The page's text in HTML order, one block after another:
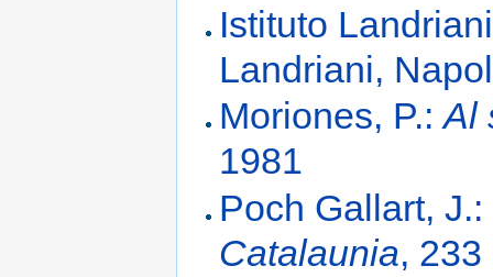
Istituto
Landriani,
Moriones, P.:Al
1981
Poch Gallart,
Catalaunia,